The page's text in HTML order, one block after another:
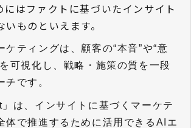
にはファクトに基づいたインサイト
ものといえます。
ケティングは、顧客の“本音”や“意
可視化し、戦略・施策の質を一段
チです。
は、インサイトに基づくマーケテ
体で推進するために活用できるAIエ